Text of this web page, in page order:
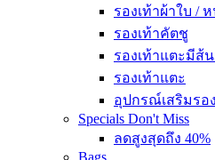
รองเท้าผ้าใบ /
รองเท้าคัตชู
รองเท้าแตะมีส้
รองเท้าแตะ
อุปกรณ์เสริมรอ
Specials Don't Miss
ลดสูงสุดถึง 40%
Bags